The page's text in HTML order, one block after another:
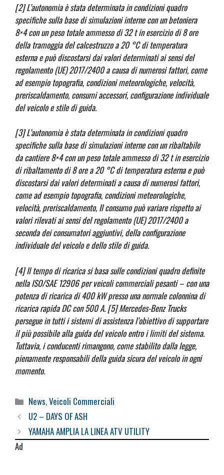
[2] L’autonomia è stata determinata in condizioni quadro
specifiche sulla base di simulazioni interne con un betoniera
8×4 con un peso totale ammesso di 32 t in esercizio di 8 ore
della tramoggia del calcestruzzo a 20 °C di temperatura
esterna e può discostarsi dai valori determinati ai sensi del
regolamento (UE) 2017/2400 a causa di numerosi fattori, come
ad esempio topografia, condizioni meteorologiche, velocità,
preriscaldamento, consumi accessori, configurazione individuale
del veicolo e stile di guida.
[3] L’autonomia è stata determinata in condizioni quadro
specifiche sulla base di simulazioni interne con un ribaltabile
da cantiere 8×4 con un peso totale ammesso di 32 t in esercizio
di ribaltamento di 8 ore a 20 °C di temperatura esterna e può
discostarsi dai valori determinati a causa di numerosi fattori,
come ad esempio topografia, condizioni meteorologiche,
velocità, preriscaldamento, Il consumo può variare rispetto ai
valori rilevati ai sensi del regolamento (UE) 2017/2400 a
seconda dei consumatori aggiuntivi, della configurazione
individuale del veicolo e dello stile di guida.
[4] Il tempo di ricarica si basa sulle condizioni quadro definite
nella ISO/SAE 12906 per veicoli commerciali pesanti – con una
potenza di ricarica di 400 kW presso una normale colonnina di
ricarica rapida DC con 500 A. [5] Mercedes-Benz Trucks
persegue in tutti i sistemi di assistenza l’obiettivo di supportare
il più possibile alla guida del veicolo entro i limiti del sistema.
Tuttavia, i conducenti rimangono, come stabilito dalla legge,
pienamente responsabili della guida sicura del veicolo in ogni
momento.
Categorie
News,Veicoli Commerciali
U2 – DAYS OF ASH
YAMAHA AMPLIA LA LINEA ATV UTILITY
Ad